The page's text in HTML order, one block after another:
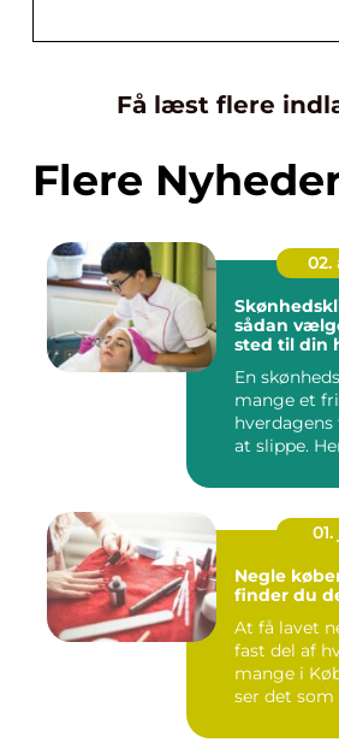
Få læst flere
Flere
02.
sådan
sted til din
En
mange et
at slippe.
Negle
finder du
At få lavet
fast del af
mange i
ser det som